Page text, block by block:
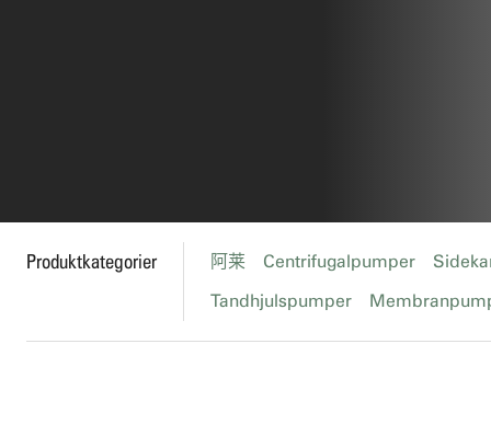
Produktkategorier 阿莱 Centrifugalpumper
Tandhjulspumper